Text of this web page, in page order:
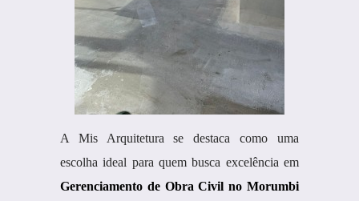
A Mis Arquitetura se destaca como uma
escolha ideal para quem busca excelência em
Gerenciamento de Obra Civil no Morumbi